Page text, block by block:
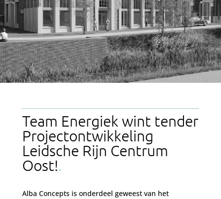
Team Energiek wint tender
Projectontwikkeling
Leidsche Rijn Centrum
Oost!
Alba Concepts is onderdeel geweest van het